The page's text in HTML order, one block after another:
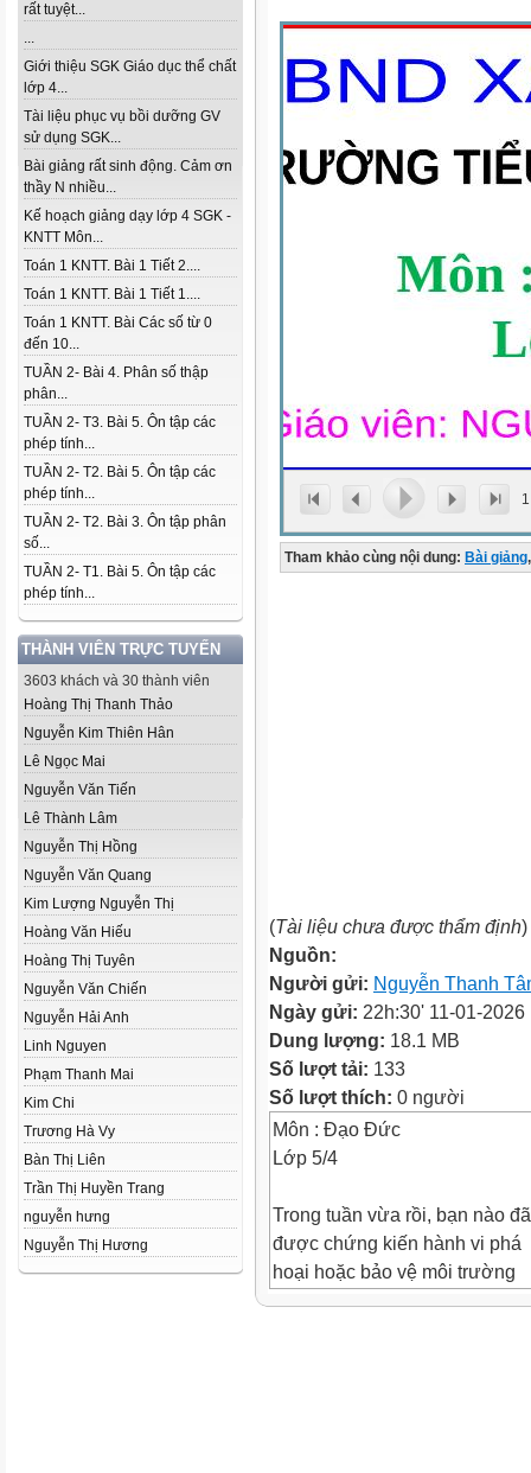
rất tuyệt...
...
Giới thiệu SGK Giáo dục thể chất
lớp 4...
Tài liệu phục vụ bồi dưỡng GV
sử dụng SGK...
Bài giảng rất sinh động. Cảm ơn
thầy N nhiều...
Kế hoạch giảng dạy lớp 4 SGK -
KNTT Môn...
Toán 1 KNTT. Bài 1 Tiết 2....
Toán 1 KNTT. Bài 1 Tiết 1....
Toán 1 KNTT. Bài Các số từ 0
đến 10...
TUẦN 2- Bài 4. Phân số thập
phân...
TUẦN 2- T3. Bài 5. Ôn tập các
phép tính...
TUẦN 2- T2. Bài 5. Ôn tập các
phép tính...
TUẦN 2- T2. Bài 3. Ôn tập phân
số...
TUẦN 2- T1. Bài 5. Ôn tập các
phép tính...
THÀNH VIÊN TRỰC TUYẾN
3603 khách và 30 thành viên
Hoàng Thị Thanh Thảo
Nguyễn Kim Thiên Hân
Lê Ngọc Mai
Nguyễn Văn Tiến
Lê Thành Lâm
Nguyễn Thị Hồng
Nguyễn Văn Quang
Kim Lượng Nguyễn Thị
Hoàng Văn Hiếu
Hoàng Thị Tuyên
Nguyễn Văn Chiến
Nguyễn Hải Anh
Linh Nguyen
Phạm Thanh Mai
Kim Chi
Trương Hà Vy
Bàn Thị Liên
Trần Thị Huyền Trang
nguyễn hưng
Nguyễn Thị Hương
1
Tham khảo cùng nội dung: Bài giảng,
(Tài liệu chưa được thẩm định)
Nguồn:
Người gửi: Nguyễn Thanh
Ngày gửi: 22h:30' 11-01-2026
Dung lượng: 18.1 MB
Số lượt tải: 133
Số lượt thích: 0 người
Môn : Đạo Đức
Lớp 5/4
Trong tuần vừa rồi, bạn nào đã
được chứng kiến hành vi phá
hoại hoặc bảo vệ môi trường